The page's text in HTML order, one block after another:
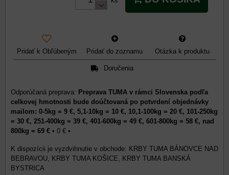
Pridať k Obľúbeným Pridať do zoznamu Otázka k produktu
Doručenia
Preprava TUMA v rámci Slovenska podľa
celkovej hmotnosti bude doúčtovaná po potvrdení objednávky
mailom: 0-5kg = 9 €, 5,1-10kg = 10 €, 10,1-100kg = 20 €, 101-250kg
= 30 €, 251-400kg = 39 €, 401-600kg = 49 €, 601-800kg = 58 €, nad
800kg = 69 € • 0 € •
KRBY TUMA BÁNOVCE NAD
BEBRAVOU, KRBY TUMA KOŠICE, KRBY TUMA BANSKÁ
BYSTRICA